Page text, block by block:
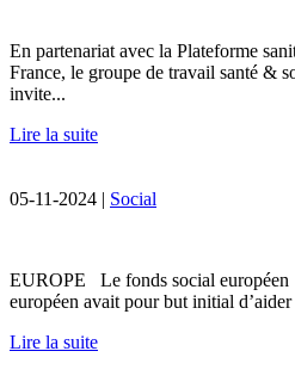
En partenariat avec la Plateforme
France, le groupe de travail santé &
invite...
Lire la suite
05-11-2024 | Social
EUROPE Le fonds social
européen avait pour but initial d’aider
Lire la suite